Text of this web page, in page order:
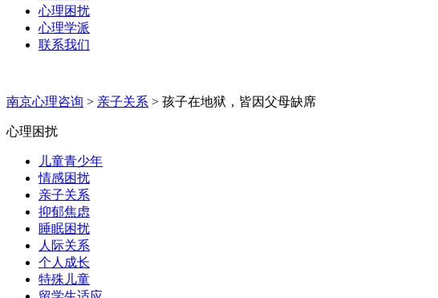
心理困扰
心理学派
联系我们
南京心理咨询 > 亲子关系 > 孩子在地狱，皆因父母缺席
心理困扰
儿童青少年
情感困扰
亲子关系
抑郁焦虑
睡眠困扰
人际关系
个人成长
特殊儿童